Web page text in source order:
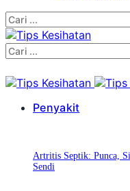
Cari:
Cari:
Penyakit
Artritis Septik: Punca,
Sendi